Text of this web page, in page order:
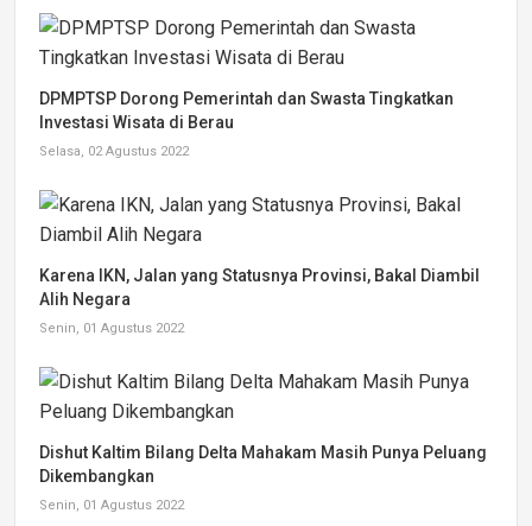
DPMPTSP Dorong Pemerintah dan Swasta Tingkatkan
Investasi Wisata di Berau
Selasa, 02 Agustus 2022
Karena IKN, Jalan yang Statusnya Provinsi, Bakal Diambil
Alih Negara
Senin, 01 Agustus 2022
Dishut Kaltim Bilang Delta Mahakam Masih Punya Peluang
Dikembangkan
Senin, 01 Agustus 2022